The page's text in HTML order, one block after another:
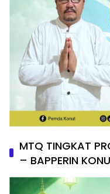
MTQ TINGKAT
– BAPPERIN